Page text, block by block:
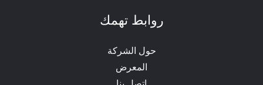
روابط تهمك
حول الشركة
المعرض